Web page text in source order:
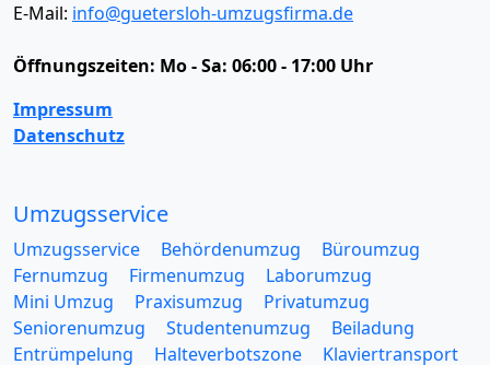
E-Mail: info@guetersloh-umzugsfirma.de
Öffnungszeiten: Mo - Sa: 06:00 - 17:00 Uhr
Impressum
Datenschutz
Umzugsservice
Umzugsservice Behördenumzug
Büroumzug
Fernumzug
Firmenumzug
Laborumzug
Mini Umzug
Praxisumzug
Privatumzug
Seniorenumzug
Studentenumzug
Beiladung
Entrümpelung
Halteverbotszone
Klaviertransport